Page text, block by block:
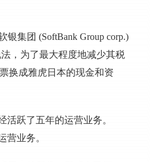
集团 (SoftBank Group corp.)
，为了最大程度地减少其税
换成雅虎日本的现金和资
活跃了五年的运营业务。
营业务。